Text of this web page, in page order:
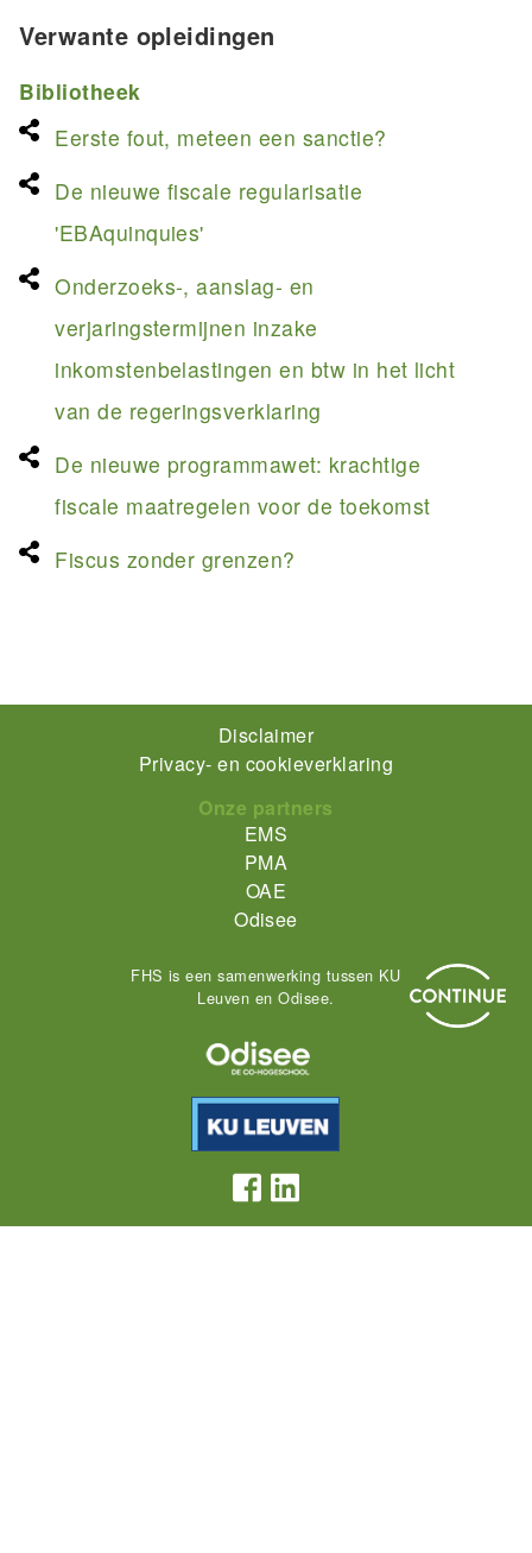
Verwante opleidingen
Bibliotheek
Eerste fout, meteen een sanctie?
De nieuwe fiscale regularisatie
'EBAquinquies'
Onderzoeks-, aanslag- en
verjaringstermijnen inzake
inkomstenbelastingen en btw in het licht
van de regeringsverklaring
De nieuwe programmawet: krachtige
fiscale maatregelen voor de toekomst
Fiscus zonder grenzen?
Disclaimer
Privacy- en cookieverklaring
Onze partners
EMS
PMA
OAE
Odisee
FHS is een samenwerking tussen KU
Leuven en Odisee.